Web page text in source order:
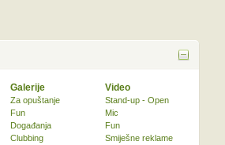
Galerije
Za opuštanje
Fun
Događanja
Clubbing
Video
Stand-up - Open
Mic
Fun
Smiješne reklame